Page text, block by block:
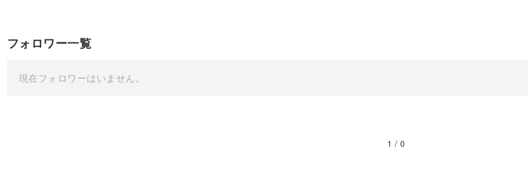
フォロワー一覧
現在フォロワーはいません。
1 / 0